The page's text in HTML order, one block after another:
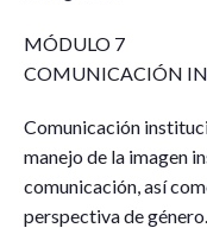
MÓDULO 7
COMUNICACIÓN
Comunicación
manejo de la imagen
comunicación, así
perspectiva de género.